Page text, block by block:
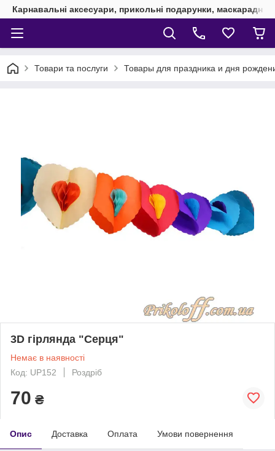
Карнавальні аксесуари, прикольні подарунки, маскарадні
Товари та послуги Товары для праздника и дня
3D гірлянда "Серця"
Немає в наявності
Код: UP152
Роздріб
70 ₴
Опис Доставка Оплата Умови повернення